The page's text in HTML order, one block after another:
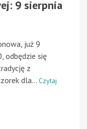
9 sierpnia
już 9
odbędzie się
z
dla... Czytaj